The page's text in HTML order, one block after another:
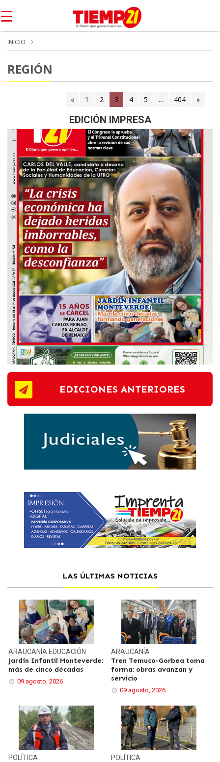
☰
INICIO
REGIÓN
« 1 2 3 (current)
4 5 ... 404 »
EDICIÓN IMPRESA
EDICIONES ANTERIORES
LAS ÚLTIMAS NOTICIAS
ARAUCANÍA EDUCACIÓN
Jardín Infantil Monteverde:
más de cinco décadas
09 agosto, 2026
ARAUCANÍA
Tren Temuco-Gorbea toma
forma: obras avanzan y
servicio
09 agosto, 2026
POLÍTICA POLÍTICA